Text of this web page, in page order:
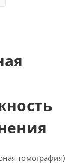
томография)